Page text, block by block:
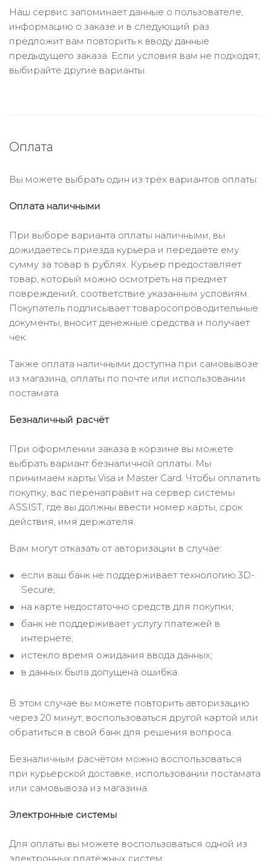
Наш сервис запоминает данные о пользователе,
информацию о заказе и в следующий раз
предложит вам повторить к вводу данные
предыдущего заказа. Если условия вам не подходят,
выбирайте другие варианты.
Оплата
Вы можете выбрать один из трёх вариантов оплаты:
Оплата наличными
При выборе варианта оплаты наличными, вы
дожидаетесь приезда курьера и передаёте ему
сумму за товар в рублях. Курьер предоставляет
товар, который можно осмотреть на предмет
повреждений, соответствие указанным условиям.
Покупатель подписывает товаросопроводительные
документы, вносит денежные средства и получает
чек.
Также оплата наличными доступна при самовывозе
из магазина, оплаты по почте или использовании
постамата.
Безналичный расчёт
При оформлении заказа в корзине вы можете
выбрать вариант безналичной оплаты. Мы
принимаем карты Visa и Master Card. Чтобы оплатить
покупку, вас перенаправит на сервер системы
ASSIST, где вы должны ввести номер карты, срок
действия, имя держателя.
Вам могут отказать от авторизации в случае:
если ваш банк не поддерживает технологию 3D-
Secure;
на карте недостаточно средств для покупки;
банк не поддерживает услугу платежей в
интернете;
истекло время ожидания ввода данных;
в данных была допущена ошибка.
В этом случае вы можете повторить авторизацию
через 20 минут, воспользоваться другой картой или
обратиться в свой банк для решения вопроса.
Безналичным расчётом можно воспользоваться
при курьерской доставке, использовании постамата
или самовывоза из магазина.
Электронные системы
Для оплаты вы можете воспользоваться одной из
электронных платёжных систем: